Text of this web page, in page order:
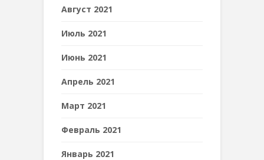
Август 2021
Июль 2021
Июнь 2021
Апрель 2021
Март 2021
Февраль 2021
Январь 2021